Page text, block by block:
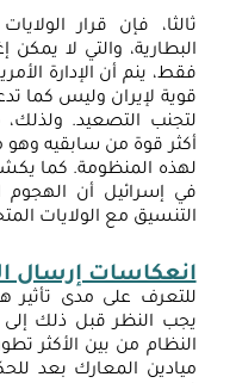
فإن قرار الولايات
ينم أن الإدارة
لإيران وليس كما تدعي من
التصعيد. ولذلك، فإن
قوة من سابقيه وهو ما
المنظومة. كما يكشف هذا
إسرائيل أن الهجوم
مع الولايات المتحدة
إرسال
على مدى تأثير هذا
النظر قبل ذلك إلى عدد
من بين الأكثر تطورا
المعارك بعد للحكم